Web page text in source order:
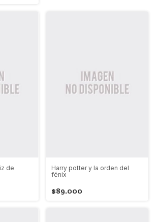
de
Harry potter y la orden del
fénix
$89.000